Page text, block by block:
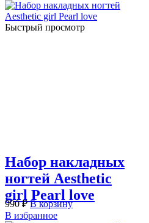
Быстрый просмотр
Набор накладных
ногтей Aesthetic
girl Pearl love
990₽ В корзину
В избранное